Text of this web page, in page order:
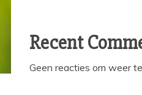
Recent
Geen reacties om weer